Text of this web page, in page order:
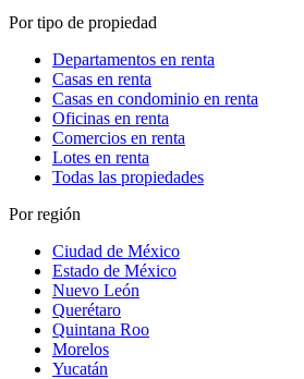
Por tipo de propiedad
Departamentos en renta
Casas en renta
Casas en condominio en renta
Oficinas en renta
Comercios en renta
Lotes en renta
Todas las propiedades
Por región
Ciudad de México
Estado de México
Nuevo León
Querétaro
Quintana Roo
Morelos
Yucatán